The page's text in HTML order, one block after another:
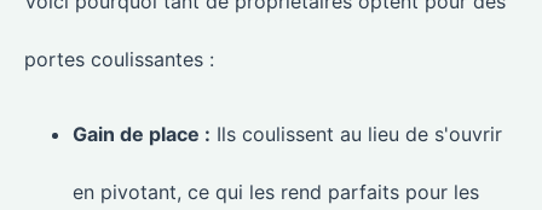
portes coulissantes :
Gain de place : Ils coulissent au lieu de s'ouvrir
en pivotant, ce qui les rend parfaits pour les